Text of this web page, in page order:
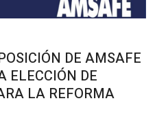
DE AMSAFE
ELECCIÓN DE
LA REFORMA